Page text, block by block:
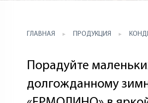
ГЛАВНАЯ ПРОДУКЦИЯ
Порадуйте
долгожданному